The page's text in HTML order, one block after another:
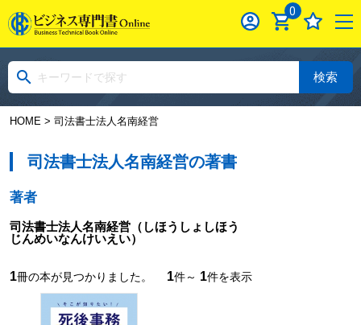
0
検索
HOME> 司法書士法人名南経営
司法書士法人名南経営の著書
著者
司法書士法人名南経営（しほうしょしほう
じんめいなんけいえい）
1冊の本が見つかりました。 1件～ 1件を表示